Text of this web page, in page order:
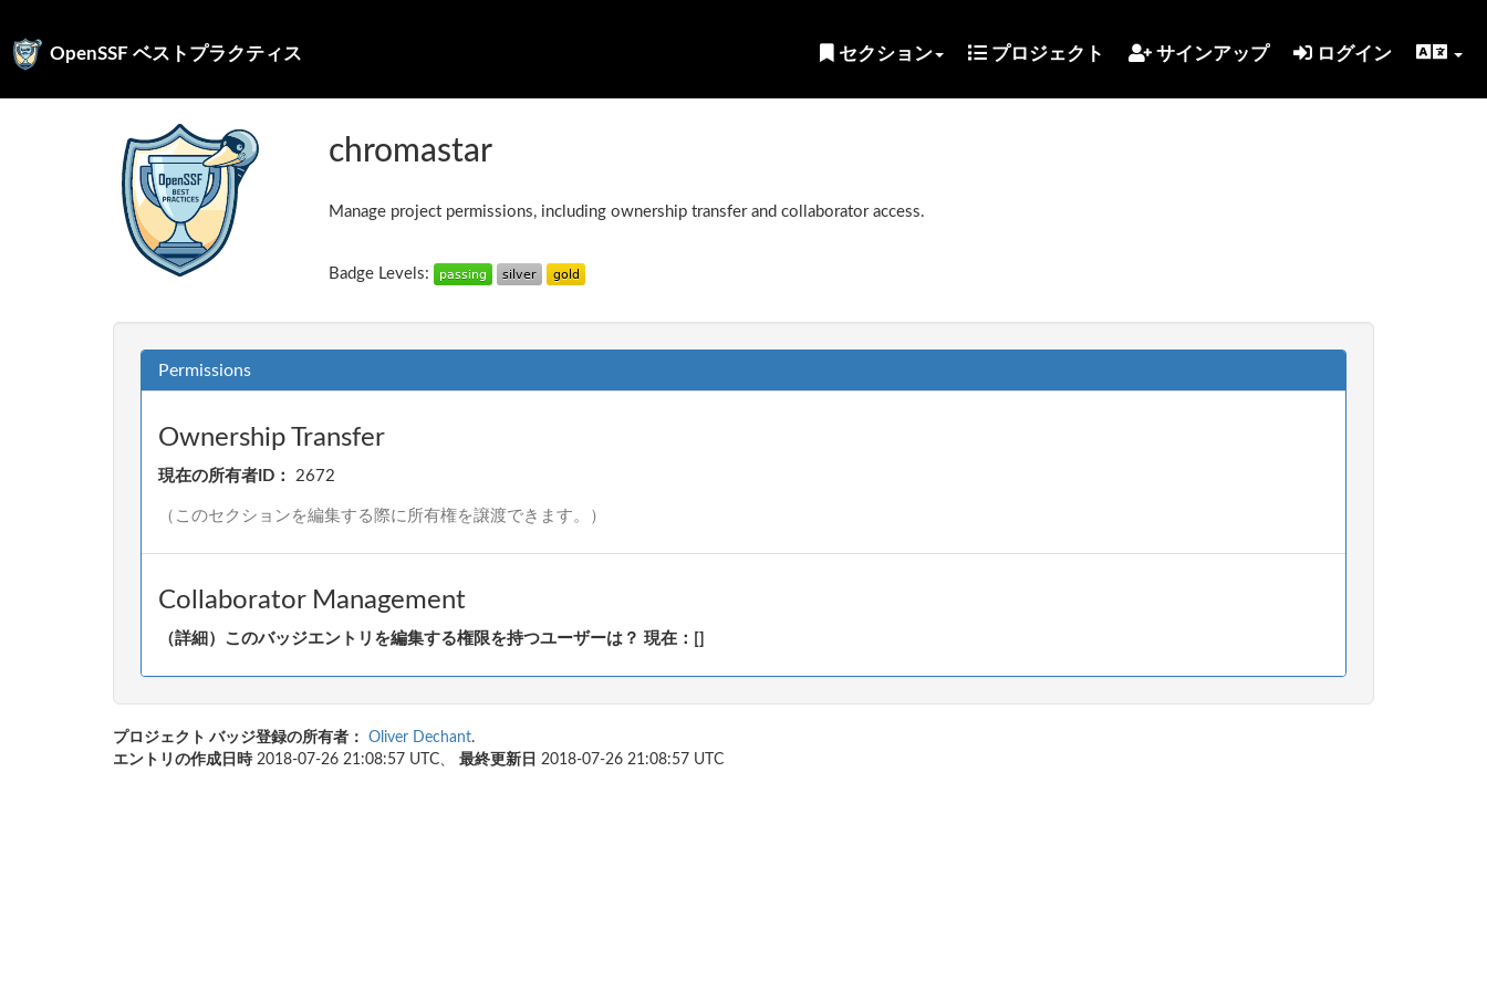
OpenSSF ベストプラクティス セクション プロジェクト サインアップ ログイン
chromastar
Manage project permissions, including ownership transfer and collaborator access.
Badge Levels:
Permissions
Ownership Transfer
現在の所有者ID： 2672
（このセクションを編集する際に所有権を譲渡できます。）
Collaborator Management
（詳細）このバッジエントリを編集する権限を持つユーザーは？ 現在：[]
プロジェクト バッジ登録の所有者： Oliver Dechant.
エントリの作成日時 2018-07-26 21:08:57 UTC、 最終更新日 2018-07-26 21:08:57 UTC